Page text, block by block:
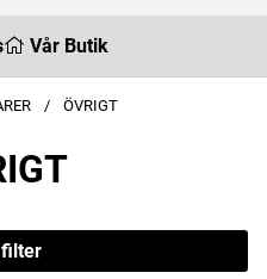
Vår Butik
ÖVRIGT